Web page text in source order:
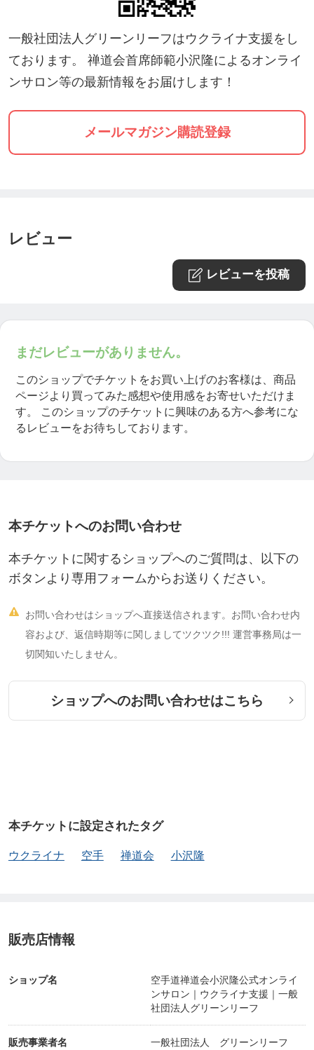
一般社団法人グリーンリーフはウクライナ支援をし
ております。 禅道会首席師範小沢隆によるオンライ
ンサロン等の最新情報をお届けします！
メールマガジン購読登録
レビュー
レビューを投稿
まだレビューがありません。
このショップでチケットをお買い上げのお客様は、商品
ページより買ってみた感想や使用感をお寄せいただけま
す。
このショップのチケットに興味のある方へ参考にな
るレビューをお待ちしております。
本チケットへのお問い合わせ
本チケットに関するショップへのご質問は、以下の
ボタンより専用フォームからお送りください。

お問い合わせはショップへ直接送信されます。お問い合わせ内
容および、返信時期等に関しましてツクツク!!! 運営事務局は一
切関知いたしません。
ショップへのお問い合わせはこちら
本チケットに設定されたタグ
ウクライナ 空手 禅道会 小沢隆
販売店情報
ショップ名
空手道禅道会小沢隆公式オンライ
ンサロン｜ウクライナ支援｜一般
社団法人グリーンリーフ
販売事業者名 一般社団法人 グリーンリーフ